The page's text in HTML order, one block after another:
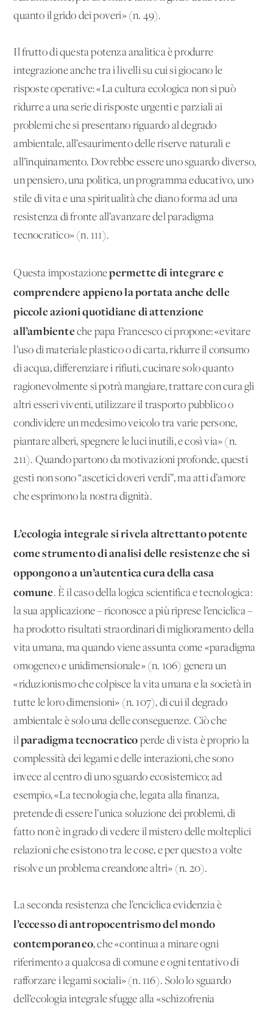
quanto il grido dei poveri» (n. 49).
Il frutto di questa potenza analitica è produrre
integrazione anche tra i livelli su cui si giocano le
risposte operative: «La cultura ecologica non si può
ridurre a una serie di risposte urgenti e parziali ai
problemi che si presentano riguardo al degrado
ambientale, all’esaurimento delle riserve naturali e
all’inquinamento. Dovrebbe essere uno sguardo diverso,
un pensiero, una politica, un programma educativo, uno
stile di vita e una spiritualità che diano forma ad una
resistenza di fronte all’avanzare del paradigma
tecnocratico» (n. 111).
Questa impostazionepermette di integrare e
comprendere appieno la portata anche delle
piccole azioni quotidiane di attenzione
all’ambienteche papa Francesco ci propone: «evitare
l’uso di materiale plastico o di carta, ridurre il consumo
di acqua, differenziare i rifiuti, cucinare solo quanto
ragionevolmente si potrà mangiare, trattare con cura gli
altri esseri viventi, utilizzare il trasporto pubblico o
condividere un medesimo veicolo tra varie persone,
piantare alberi, spegnere le luci inutili, e così via» (n.
211). Quando partono da motivazioni profonde, questi
gesti non sono “ascetici doveri verdi”, ma atti d’amore
che esprimono la nostra dignità.
L’ecologia integrale si rivela altrettanto potente
come strumento di analisi delle resistenze che si
oppongono a un’autentica cura della casa
comune. È il caso della logica scientifica e tecnologica:
la sua applicazione – riconosce a più riprese l’enciclica –
ha prodotto risultati straordinari di miglioramento della
vita umana, ma quando viene assunta come «paradigma
omogeneo e unidimensionale» (n. 106) genera un
«riduzionismo che colpisce la vita umana e la società in
tutte le loro dimensioni» (n. 107), di cui il degrado
ambientale è solo una delle conseguenze. Ciò che
ilparadigma tecnocratico perde di vista è proprio la
complessità dei legami e delle interazioni, che sono
invece al centro di uno sguardo ecosistemico; ad
esempio, «La tecnologia che, legata alla finanza,
pretende di essere l’unica soluzione dei problemi, di
fatto non è in grado di vedere il mistero delle molteplici
relazioni che esistono tra le cose, e per questo a volte
risolve un problema creandone altri» (n. 20).
La seconda resistenza che l’enciclica evidenzia è
l’eccesso di antropocentrismo del mondo
contemporaneo, che «continua a minare ogni
riferimento a qualcosa di comune e ogni tentativo di
rafforzare i legami sociali» (n. 116). Solo lo sguardo
dell’ecologia integrale sfugge alla «schizofrenia